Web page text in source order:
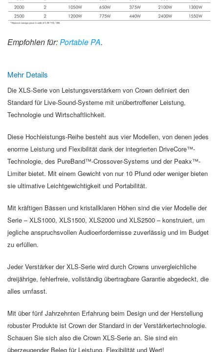
Empfohlen für:Portable PA.
Mehr Details
Die XLS-Serie von Leistungsverstärkern von Crown definiert den
Standard für Live-Sound-Systeme mit unübertroffener Leistung,
Technologie und Wirtschaftlichkeit.
Diese Hochleistungs-Reihe besteht aus vier Modellen, von denen jedes
enorme Leistung und Flexibilität dank der integrierten DriveCore™-
Technologie, des PureBand™-Crossover-Systems und der Peakx™-
Limiter bietet. Mit einem Gewicht von nur 10 Pfund oder weniger bieten
sie ultimative Leichtgewichtigkeit und Portabilität.
Mit kräftigen Bässen und kristallklaren Höhen sind die vier Modelle der
Serie – XLS1000, XLS1500, XLS2000 und XLS2500 – konstruiert, um
jegliche anspruchsvollen Audioerfordernisse zuverlässig und im Budget
zu erfüllen.
Jeder Verstärker der XLS-Serie wird durch Crowns unvergleichliche
dreijährige, fehlerfreie, vollständig übertragbare Garantie abgedeckt, die
alles umfasst.
Mit über fünf Jahrzehnten Erfahrung beim Design und der Herstellung
robuster Produkte ist Crown der Standard in der Verstärkertechnologie.
Schauen Sie sich also die Crown XLS-Serie an. Sie sind ein
überzeugender Beleg für Leistung, Flexibilität und Wert!